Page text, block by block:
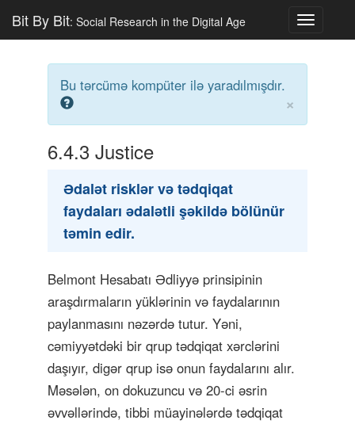
Toggle
Bit By Bit: Social Research in the Digital Age
Bu tərcümə kompüter ilə yaradılmışdır.
×
6.4.3 Justice
Ədalət risklər və tədqiqat
faydaları ədalətli şəkildə bölünür
təmin edir.
Belmont Hesabatı Ədliyyə prinsipinin
araşdırmaların yüklərinin və faydalarının
paylanmasını nəzərdə tutur. Yəni,
cəmiyyətdəki bir qrup tədqiqat xərclərini
daşıyır, digər qrup isə onun faydalarını alır.
Məsələn, on dokuzuncu və 20-ci əsrin
əvvəllərində, tibbi müayinələrdə tədqiqat